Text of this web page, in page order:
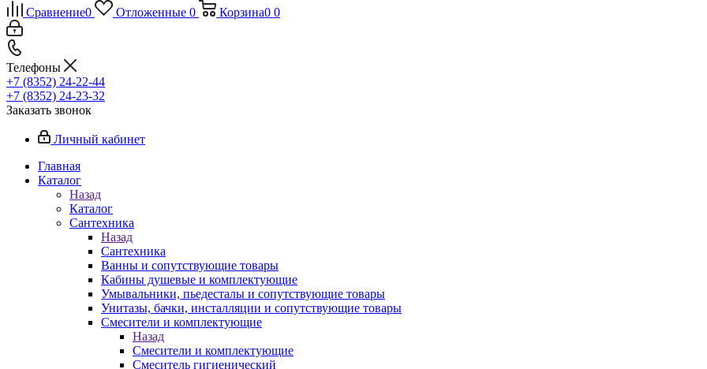
Сравнение0 Отложенные 0 Корзина0 0
Телефоны
+7 (8352) 24-22-44
+7 (8352) 24-23-32
Заказать звонок
Личный кабинет
Главная
Каталог
Назад
Каталог
Сантехника
Назад
Сантехника
Ванны и сопутствующие товары
Кабины душевые и комплектующие
Умывальники, пьедесталы и сопутствующие товары
Унитазы, бачки, инсталляции и сопутствующие товары
Смесители и комплектующие
Назад
Смесители и комплектующие
Смеситель гигиенический